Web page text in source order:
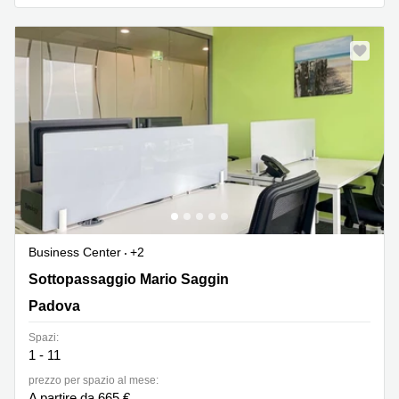
Pescara
Coworking
Brescia
Centers
Affitto
Business
Centers
a Napoli
Uffici
in
a
Affitto
Meeting
Business Center
+2
Sottopassaggio Mario Saggin 2,Padova Est, Padova
Sottopassaggio Mario Saggin
Padova
Spazi:
1 - 11
prezzo per spazio al mese: